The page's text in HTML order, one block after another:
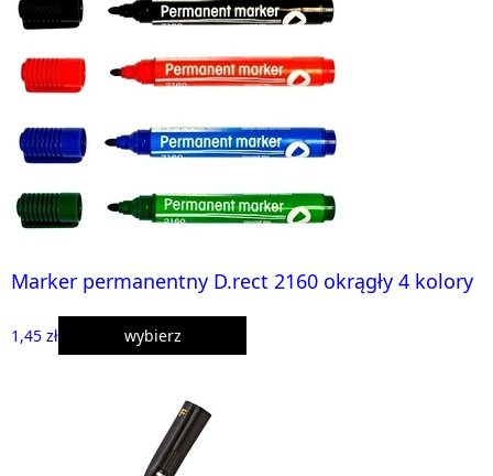
Marker permanentny D.rect 2160 okrągły 4 kolory
1,45 zł wybierz